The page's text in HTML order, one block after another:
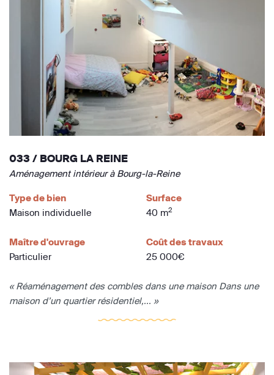
033 / BOURG LA REINE
Aménagement intérieur à Bourg-la-Reine
Type de bien
Maison individuelle
Surface
40 m2
Maître d'ouvrage
Particulier
Coût des travaux
25 000€
« Réaménagement des combles dans une maison Dans une
maison d’un quartier résidentiel,... »